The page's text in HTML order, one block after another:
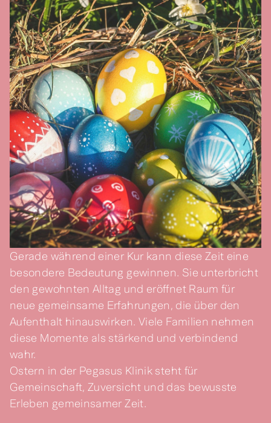
Gerade während einer Kur kann diese Zeit eine
besondere Bedeutung gewinnen. Sie unterbricht
den gewohnten Alltag und eröffnet Raum für
neue gemeinsame Erfahrungen, die über den
Aufenthalt hinauswirken. Viele Familien nehmen
diese Momente als stärkend und verbindend
wahr.
Ostern in der Pegasus Klinik steht für
Gemeinschaft, Zuversicht und das bewusste
Erleben gemeinsamer Zeit.